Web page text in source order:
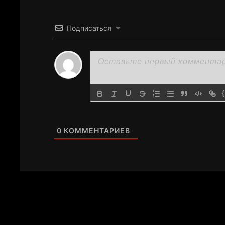
Подписаться
0 КОММЕНТАРИЕВ